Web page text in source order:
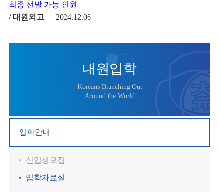
대원입학
Koreans Branching Out
Around the World
입학안내
신입생모집
입학자료실
최종 선발 가능 인원
/ 대원외고
2024.12.06